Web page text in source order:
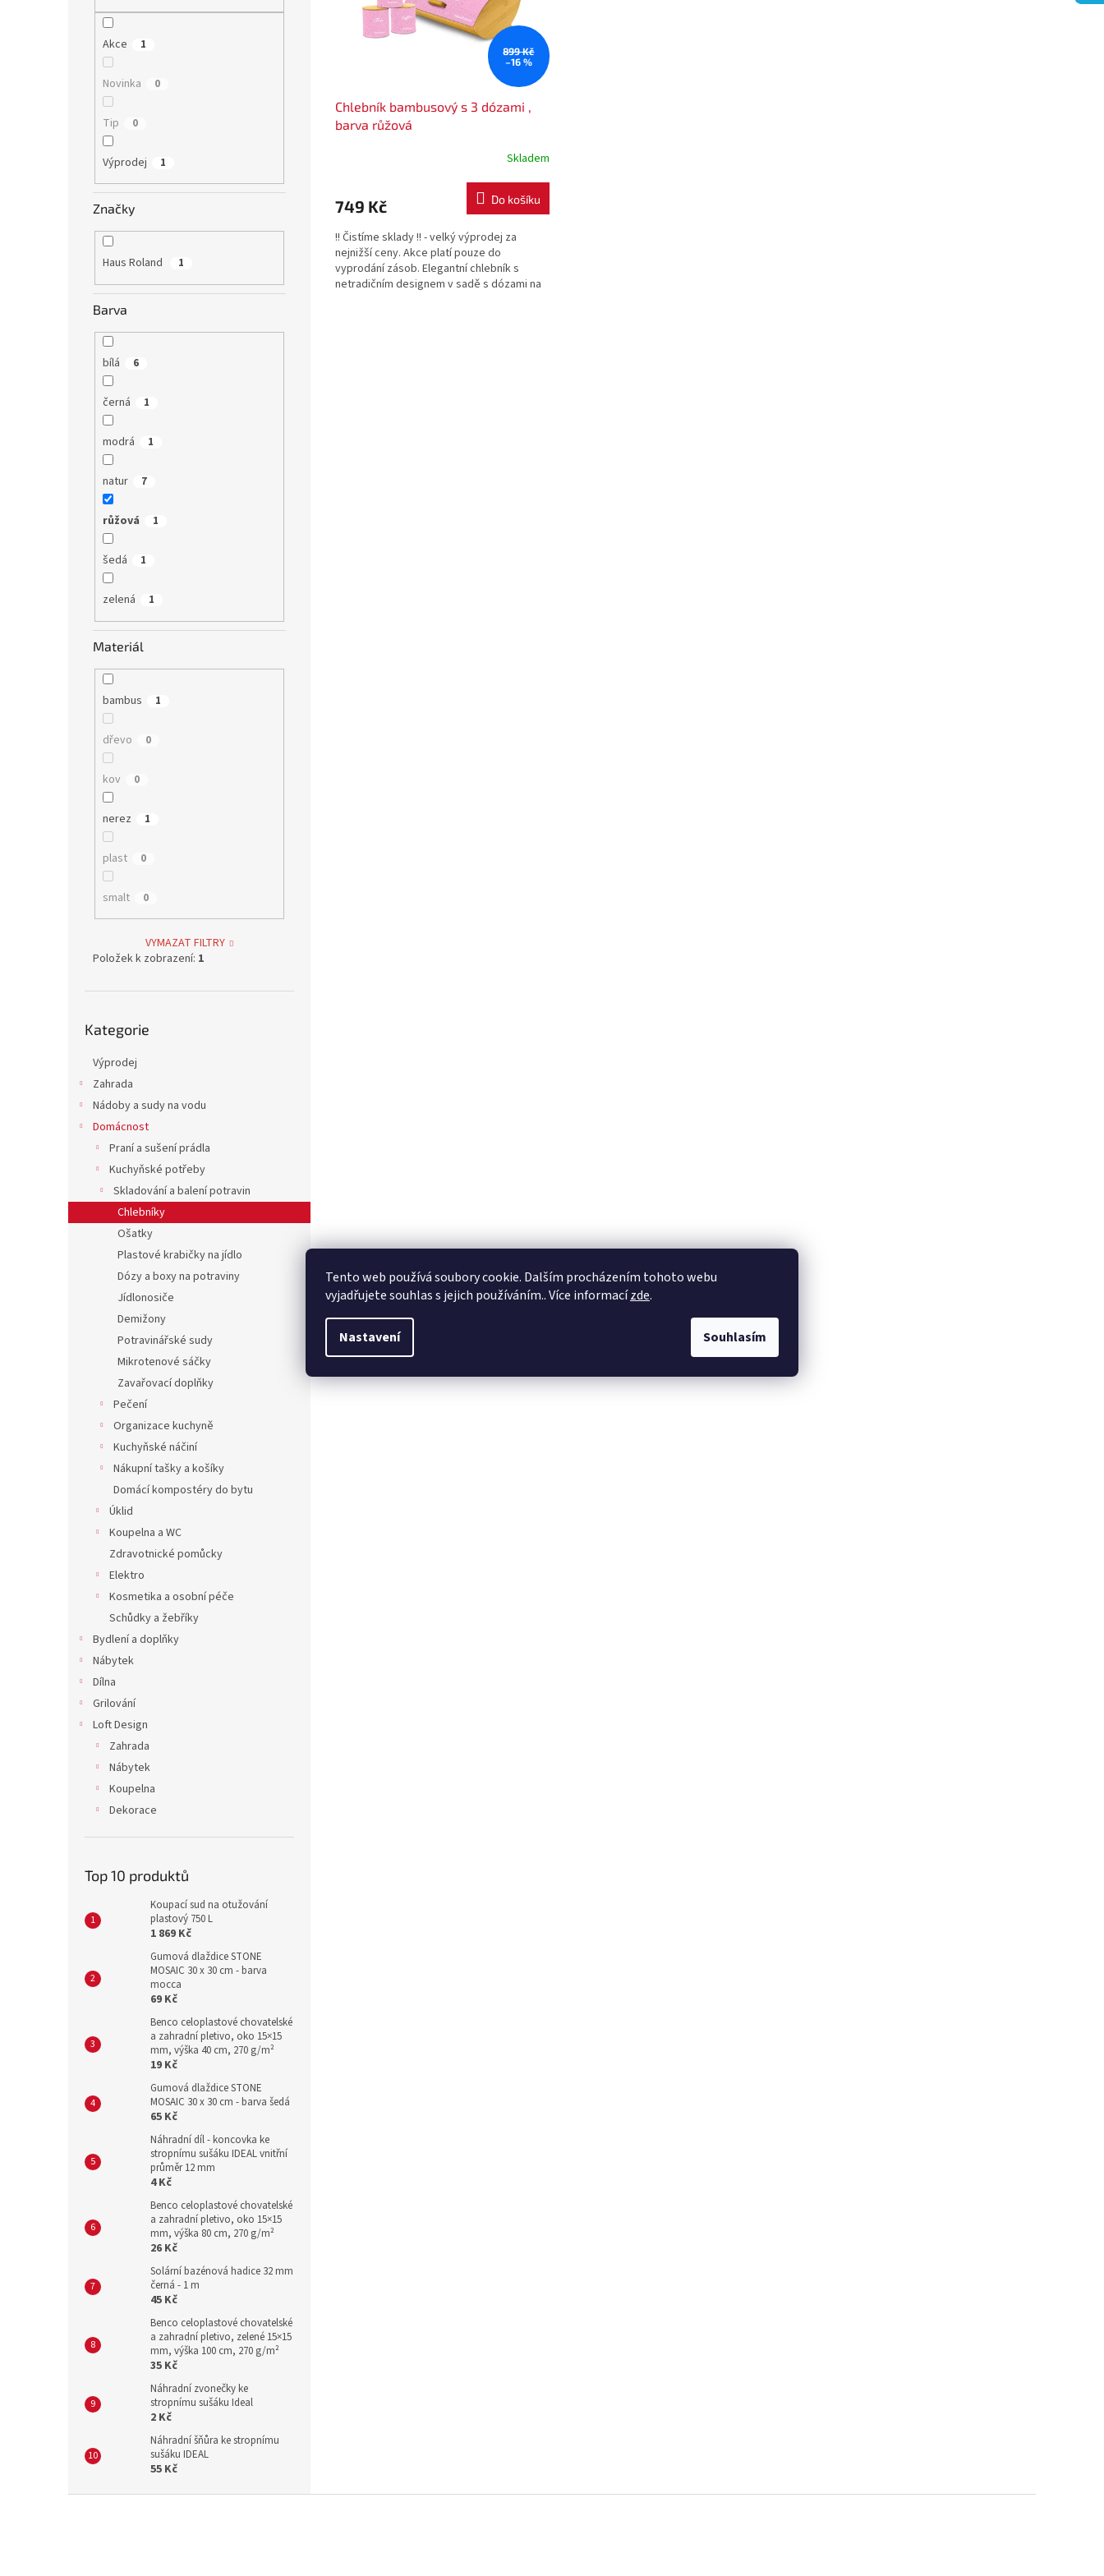
Tento web používá soubory cookie. Dalším procházením tohoto webu
vyjadřujete souhlas s jejich používáním.. Více informacízde.
Nastavení Souhlasím
Akce 1
Novinka 0
Tip 0
Výprodej 1
Značky
Haus Roland 1
Barva
bílá 6
černá 1
modrá 1
natur 7
růžová 1
šedá 1
zelená 1
Materiál
bambus 1
dřevo 0
kov 0
nerez 1
plast 0
smalt 0
VYMAZAT FILTRY
Položek k zobrazení: 1
kategorie
Kategorie
Výprodej
Zahrada
Nádoby a sudy na vodu
Domácnost
Praní a sušení prádla
Kuchyňské potřeby
Skladování a balení potravin
Chlebníky
Ošatky
Plastové krabičky na jídlo
Dózy a boxy na potraviny
Jídlonosiče
Demižony
Potravinářské sudy
Mikrotenové sáčky
Zavařovací doplňky
Pečení
Organizace kuchyně
Kuchyňské náčiní
Nákupní tašky a košíky
Domácí kompostéry do bytu
Úklid
Koupelna a WC
Zdravotnické pomůcky
Elektro
Kosmetika a osobní péče
Schůdky a žebříky
Bydlení a doplňky
Nábytek
Dílna
Grilování
Loft Design
Zahrada
Nábytek
Koupelna
Dekorace
Top 10 produktů
Koupací sud na otužování
plastový 750 L
1 869 Kč
Gumová dlaždice STONE
MOSAIC 30 x 30 cm - barva
mocca
69 Kč
Benco celoplastové chovatelské
a zahradní pletivo, oko 15×15
mm, výška 40 cm, 270 g/m²
19 Kč
Gumová dlaždice STONE
MOSAIC 30 x 30 cm - barva šedá
65 Kč
Náhradní díl - koncovka ke
stropnímu sušáku IDEAL vnitřní
průměr 12 mm
4 Kč
Benco celoplastové chovatelské
a zahradní pletivo, oko 15×15
mm, výška 80 cm, 270 g/m²
26 Kč
Solární bazénová hadice 32 mm
černá - 1 m
45 Kč
Benco celoplastové chovatelské
a zahradní pletivo, zelené 15×15
mm, výška 100 cm, 270 g/m²
35 Kč
Náhradní zvonečky ke
stropnímu sušáku Ideal
2 Kč
Náhradní šňůra ke stropnímu
sušáku IDEAL
55 Kč
899 Kč
–16 %
Chlebník bambusový s 3 dózami ,
barva růžová
Skladem
749 Kč Do košíku
!! Čistíme sklady !! - velký výprodej za
nejnižší ceny. Akce platí pouze do
vyprodání zásob. Elegantní chlebník s
netradičním designem v sadě s dózami na